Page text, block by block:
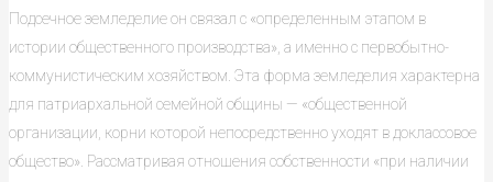
Подсечное земледелие он связал с «определенным этапом в
истории обще­ственного производства», а именно с первобытно-
коммунистическим хозяй­ством. Эта форма земледелия характерна
для патриархальной семейной общины — «общественной
организации, корни которой непосредственно уходят в доклассовое
общество». Рассматривая отношения собственности «при наличии